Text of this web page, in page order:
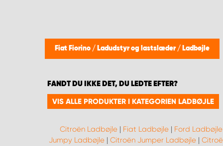
Fiat Fiorino / Ladudstyr og lastslæder / Ladbøjle
FANDT DU IKKE DET, DU LEDTE EFTER?
VIS ALLE PRODUKTER I KATEGORIEN LADBØJLE
Citroën Ladbøjle | Fiat Ladbøjle | Ford Ladbøjle
Jumpy Ladbøjle| Citroën Jumper Ladbøjle|